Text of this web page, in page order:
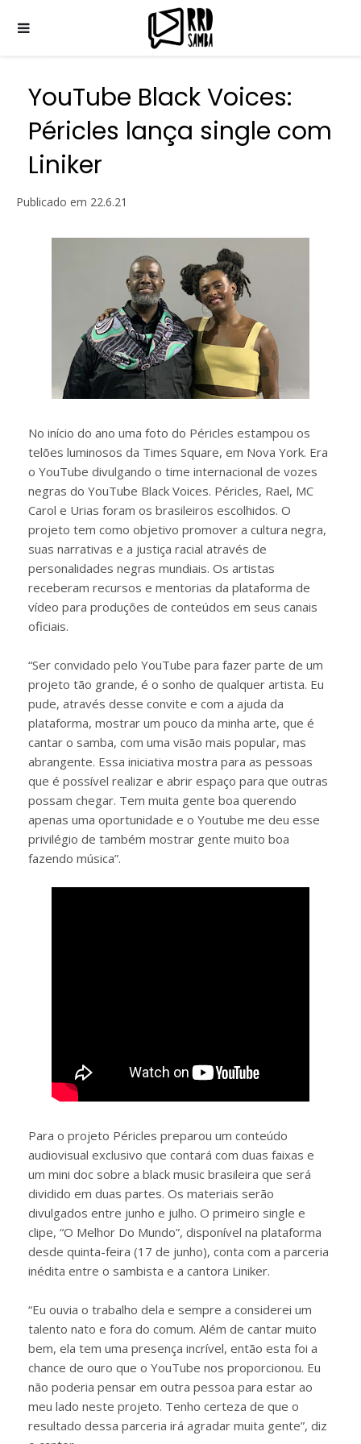
YouTube Black Voices:
Péricles lança single com
Liniker
Publicado em 22.6.21
No início do ano uma foto do Péricles estampou os
telões luminosos da Times Square, em Nova York. Era
o YouTube divulgando o time internacional de vozes
negras do YouTube Black Voices. Péricles, Rael, MC
Carol e Urias foram os brasileiros escolhidos. O
projeto tem como objetivo promover a cultura negra,
suas narrativas e a justiça racial através de
personalidades negras mundiais. Os artistas
receberam recursos e mentorias da plataforma de
vídeo para produções de conteúdos em seus canais
oficiais.
“Ser convidado pelo YouTube para fazer parte de um
projeto tão grande, é o sonho de qualquer artista. Eu
pude, através desse convite e com a ajuda da
plataforma, mostrar um pouco da minha arte, que é
cantar o samba, com uma visão mais popular, mas
abrangente. Essa iniciativa mostra para as pessoas
que é possível realizar e abrir espaço para que outras
possam chegar. Tem muita gente boa querendo
apenas uma oportunidade e o Youtube me deu esse
privilégio de também mostrar gente muito boa
fazendo música”.
Para o projeto Péricles preparou um conteúdo
audiovisual exclusivo que contará com duas faixas e
um mini doc sobre a black music brasileira que será
dividido em duas partes. Os materiais serão
divulgados entre junho e julho. O primeiro single e
clipe, “O Melhor Do Mundo”, disponível na plataforma
desde quinta-feira (17 de junho), conta com a parceria
inédita entre o sambista e a cantora Liniker.
“Eu ouvia o trabalho dela e sempre a considerei um
talento nato e fora do comum. Além de cantar muito
bem, ela tem uma presença incrível, então esta foi a
chance de ouro que o YouTube nos proporcionou. Eu
não poderia pensar em outra pessoa para estar ao
meu lado neste projeto. Tenho certeza de que o
resultado dessa parceria irá agradar muita gente”, diz